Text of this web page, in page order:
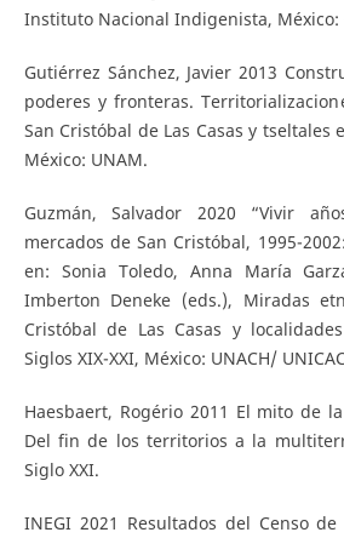
Instituto Nacional Indigenista, México:
Gutiérrez Sánchez, Javier 2013
poderes y fronteras.
San Cristóbal de Las Casas y tseltales
México: UNAM.
Guzmán, Salvador 2020 “Vivir
mercados de San Cristóbal, 1995-
en: Sonia Toledo, Anna María
Imberton Deneke (eds.), Miradas
Cristóbal de Las Casas y
Siglos XIX-XXI, México: UNACH/
Haesbaert, Rogério 2011 El mito de
Del fin de los territorios a la
Siglo XXI.
INEGI 2021 Resultados del Censo